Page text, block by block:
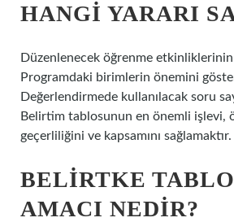
HANGI YARARI
Düzenlenecek öğrenme
Programdaki birimlerin önemini
Değerlendirmede kullanılacak soru
Belirtim tablosunun en önemli işlevi,
geçerliliğini ve kapsamını sağlamaktır.
BELIRTKE
AMACI NEDIR?